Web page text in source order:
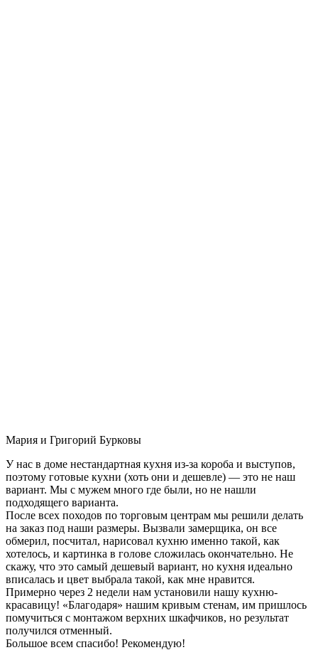
Мария и Григорий Бурковы
У нас в доме нестандартная кухня из-за короба и выступов,
поэтому готовые кухни (хоть они и дешевле) — это не наш
вариант. Мы с мужем много где были, но не нашли
подходящего варианта.
После всех походов по торговым центрам мы решили делать
на заказ под наши размеры. Вызвали замерщика, он все
обмерил, посчитал, нарисовал кухню именно такой, как
хотелось, и картинка в голове сложилась окончательно. Не
скажу, что это самый дешевый вариант, но кухня идеально
вписалась и цвет выбрала такой, как мне нравится.
Примерно через 2 недели нам установили нашу кухню-
красавицу! «Благодаря» нашим кривым стенам, им пришлось
помучиться с монтажом верхних шкафчиков, но результат
получился отменный.
Большое всем спасибо! Рекомендую!